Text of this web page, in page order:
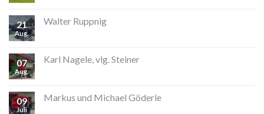
21
Aug.
Walter Ruppnig
07
Aug.
Karl Nagele, vlg. Steiner
09
Juli
Markus und Michael Göderle